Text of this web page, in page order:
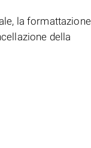
la formattazione
della